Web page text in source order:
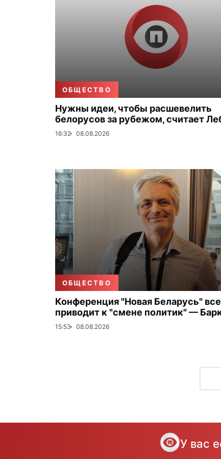
ОБЩЕСТВО
Нужны идеи, чтобы расшевелить
белорусов за рубежом, считает
16:32 08.08.2026
ОБЩЕСТВО
Конференция "Новая Беларусь"
приводит к "смене политик" —
15:53 08.08.2026
У вас